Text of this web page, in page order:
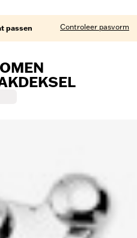
passen Controleer pasvorm